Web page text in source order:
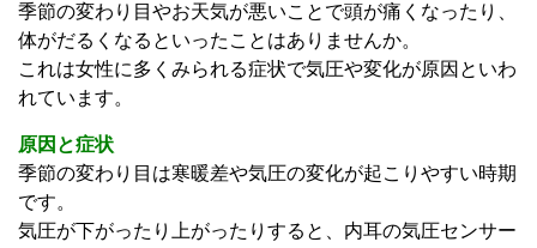
季節の変わり目やお天気が悪いことで頭が痛くなったり、
体がだるくなるといったことはありませんか。
これは女性に多くみられる症状で気圧や変化が原因といわ
れています。
原因と症状
季節の変わり目は寒暖差や気圧の変化が起こりやすい時期
です。
気圧が下がったり上がったりすると、内耳の気圧センサー